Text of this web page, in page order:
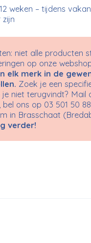
weken – tijdens
zijn
niet alle producten
op onze
elk merk in de
Zoek je een
niet terugvindt? Mail
, bel ons op 03 501 50
in Brasschaat
verder!